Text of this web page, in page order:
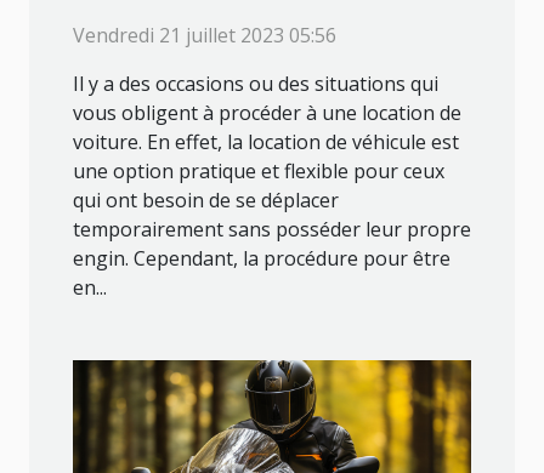
location de véhicule
Vendredi 21 juillet 2023 05:56
Il y a des occasions ou des situations qui
vous obligent à procéder à une location de
voiture. En effet, la location de véhicule est
une option pratique et flexible pour ceux
qui ont besoin de se déplacer
temporairement sans posséder leur propre
engin. Cependant, la procédure pour être
en...